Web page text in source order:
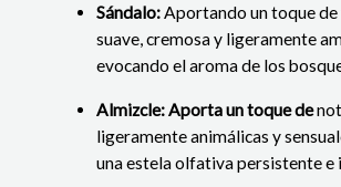
Sándalo:Aportando un toque
suave, cremosa y ligeramente
evocando el aroma de los
Almizcle: Aporta un toque de
ligeramente animálicas y
una estela olfativa persistente e